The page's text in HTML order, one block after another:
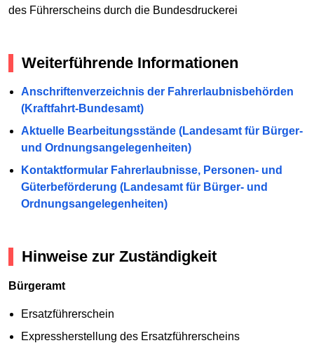
des Führerscheins durch die Bundesdruckerei
Weiterführende Informationen
Anschriftenverzeichnis der Fahrerlaubnisbehörden
(Kraftfahrt-Bundesamt)
Aktuelle Bearbeitungsstände (Landesamt für Bürger-
und Ordnungsangelegenheiten)
Kontaktformular Fahrerlaubnisse, Personen- und
Güterbeförderung (Landesamt für Bürger- und
Ordnungsangelegenheiten)
Hinweise zur Zuständigkeit
Bürgeramt
Ersatzführerschein
Expressherstellung des Ersatzführerscheins